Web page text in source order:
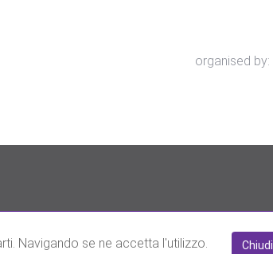
organised by:
Navigando se ne accetta l'utilizzo. Chiudi